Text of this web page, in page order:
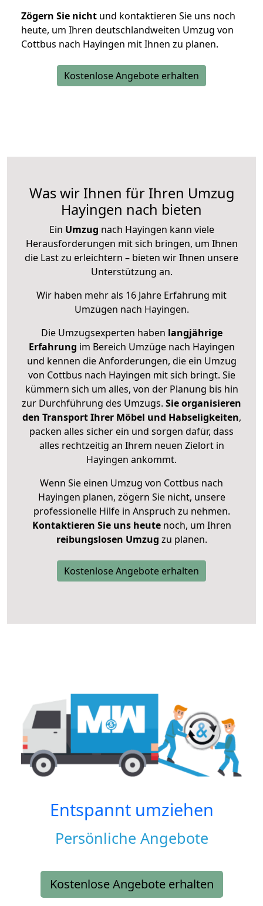
Zögern Sie nicht und kontaktieren Sie uns noch
heute, um Ihren deutschlandweiten Umzug von
Cottbus nach Hayingen mit Ihnen zu planen.
Kostenlose Angebote erhalten
Was wir Ihnen für Ihren Umzug
Hayingen nach bieten
Ein Umzug nach Hayingen kann viele
Herausforderungen mit sich bringen, um Ihnen
die Last zu erleichtern – bieten wir Ihnen unsere
Unterstützung an.
Wir haben mehr als 16 Jahre Erfahrung mit
Umzügen nach Hayingen.
Die Umzugsexperten haben langjährige
Erfahrung im Bereich Umzüge nach Hayingen
und kennen die Anforderungen, die ein Umzug
von Cottbus nach Hayingen mit sich bringt. Sie
kümmern sich um alles, von der Planung bis hin
zur Durchführung des Umzugs. Sie organisieren
den Transport Ihrer Möbel und Habseligkeiten,
packen alles sicher ein und sorgen dafür, dass
alles rechtzeitig an Ihrem neuen Zielort in
Hayingen ankommt.
Wenn Sie einen Umzug von Cottbus nach
Hayingen planen, zögern Sie nicht, unsere
professionelle Hilfe in Anspruch zu nehmen.
Kontaktieren Sie uns heutenoch, um Ihren
reibungslosen Umzug zu planen.
Kostenlose Angebote erhalten
Entspannt umziehen
Persönliche Angebote
Kostenlose Angebote erhalten